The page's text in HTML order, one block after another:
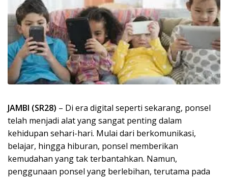
JAMBI (SR28) – Di era digital seperti sekarang, ponsel
telah menjadi alat yang sangat penting dalam
kehidupan sehari-hari. Mulai dari berkomunikasi,
belajar, hingga hiburan, ponsel memberikan
kemudahan yang tak terbantahkan. Namun,
penggunaan ponsel yang berlebihan, terutama pada